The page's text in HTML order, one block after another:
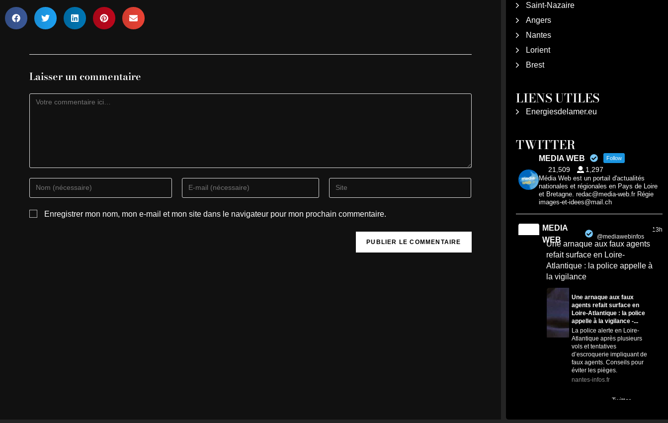
Laisser un commentaire
Enregistrer mon nom, mon e-mail et mon site dans le navigateur pour mon prochain commentaire.
Saint-Nazaire
Angers
Nantes
Lorient
Brest
LIENS UTILES
Energiesdelamer.eu
TWITTER
MEDIA WEB Follow
21,509 1,297
Média Web est un portail d'actualités
nationales et régionales en Pays de Loire
et Bretagne. redac@media-web.fr Régie
images-et-idees@mail.ch
MEDIA
WEB
@mediawebinfos
13h
Une arnaque aux faux agents
refait surface en Loire-
Atlantique : la police appelle à
la vigilance
Une arnaque aux faux
agents refait surface en
Loire-Atlantique : la police
appelle à la vigilance -...
La police alerte en Loire-
Atlantique après plusieurs
vols et tentatives
d’escroquerie impliquant de
faux agents. Conseils pour
éviter les pièges.
nantes-infos.fr
Twitter